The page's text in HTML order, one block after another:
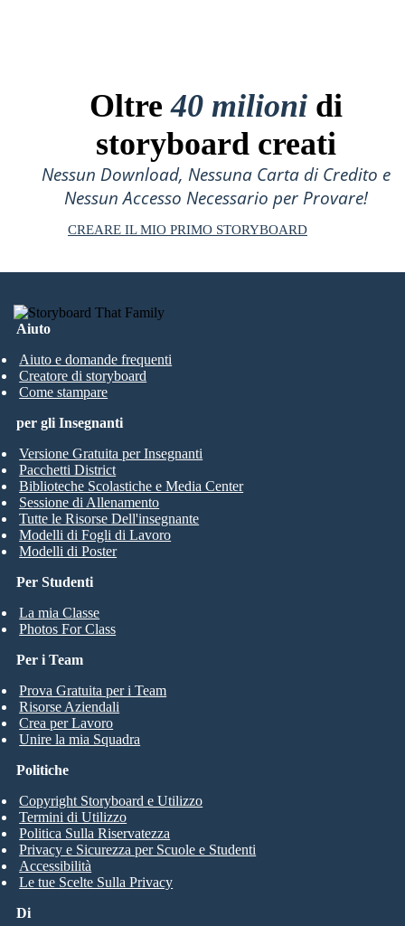
Oltre40 milioni di
storyboard creati
Nessun Download, Nessuna Carta di Credito e
Nessun Accesso Necessario per Provare!
CREARE IL MIO PRIMO STORYBOARD
Aiuto
Aiuto e domande frequenti
Creatore di storyboard
Come stampare
Per Studenti
La mia Classe
Photos For Class
per gli Insegnanti
Versione Gratuita per Insegnanti
Pacchetti District
Biblioteche Scolastiche e Media Center
Sessione di Allenamento
Tutte le Risorse Dell'insegnante
Modelli di Fogli di Lavoro
Modelli di Poster
Per i Team
Prova Gratuita per i Team
Risorse Aziendali
Crea per Lavoro
Unire la mia Squadra
Di
Politiche
Copyright Storyboard e Utilizzo
Termini di Utilizzo
Politica Sulla Riservatezza
Privacy e Sicurezza per Scuole e Studenti
Accessibilità
Le tue Scelte Sulla Privacy